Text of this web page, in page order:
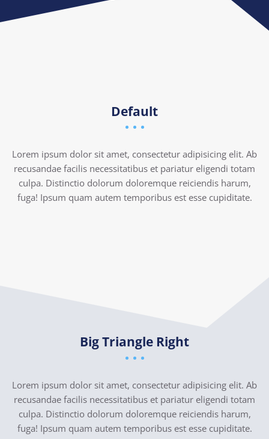
Default
Lorem ipsum dolor sit amet, consectetur adipisicing elit. Ab
recusandae facilis necessitatibus et pariatur eligendi totam
culpa. Distinctio dolorum doloremque reiciendis harum,
fuga! Ipsum quam autem temporibus est esse cupiditate.
Big Triangle Right
Lorem ipsum dolor sit amet, consectetur adipisicing elit. Ab
recusandae facilis necessitatibus et pariatur eligendi totam
culpa. Distinctio dolorum doloremque reiciendis harum,
fuga! Ipsum quam autem temporibus est esse cupiditate.